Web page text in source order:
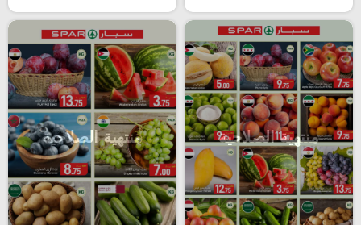
منتهية الصلاحية منتهية الصلاحية